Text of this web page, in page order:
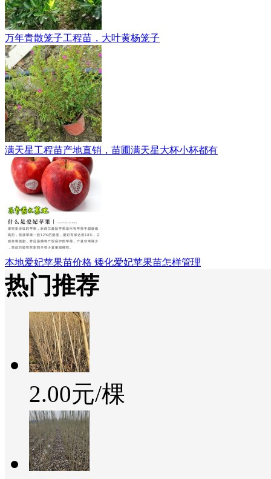
万年青散笼子工程苗，大叶黄杨笼子
满天星工程苗产地直销，苗圃满天星大杯小杯都有
本地爱妃苹果苗价格 矮化爱妃苹果苗怎样管理
热门推荐
2.00元/棵